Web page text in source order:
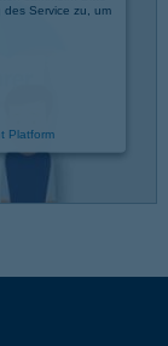
des Service zu, um
Platform